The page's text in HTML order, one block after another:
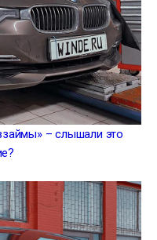
– слышали это